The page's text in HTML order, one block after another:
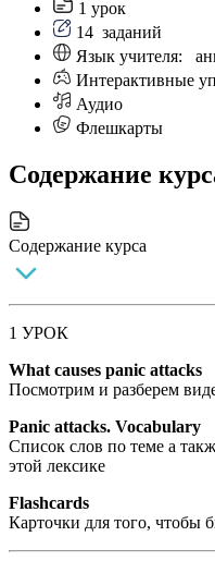
1 урок
14 заданий
Язык учителя:
Интерактивные
Аудио
Флешкарты
Cодержание
Cодержание курса
1 УРОК
What causes panic attacks
Посмотрим и разберем
Panic attacks. Vocabulary
Список слов по теме а
этой лексике
Flashcards
Карточки для того, чтобы